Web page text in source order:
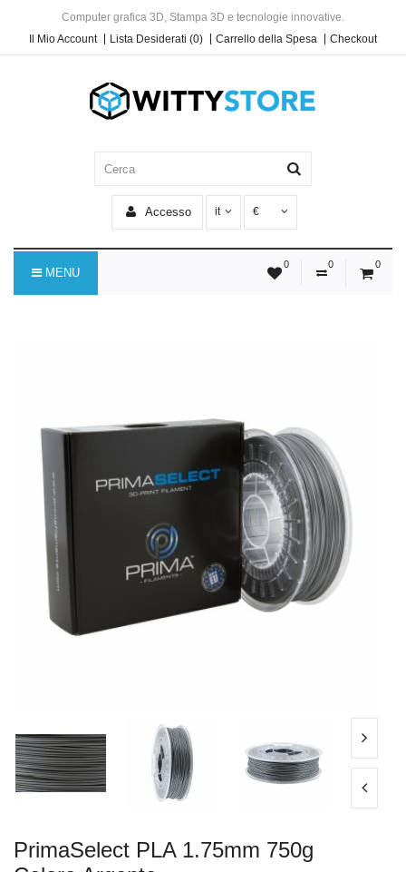
Computer grafica 3D, Stampa 3D e tecnologie innovative.
Il Mio Account
Lista Desiderati (0) Carrello della Spesa Checkout
Accesso it €
0 0 0
MENU
PrimaSelect PLA 1.75mm 750g